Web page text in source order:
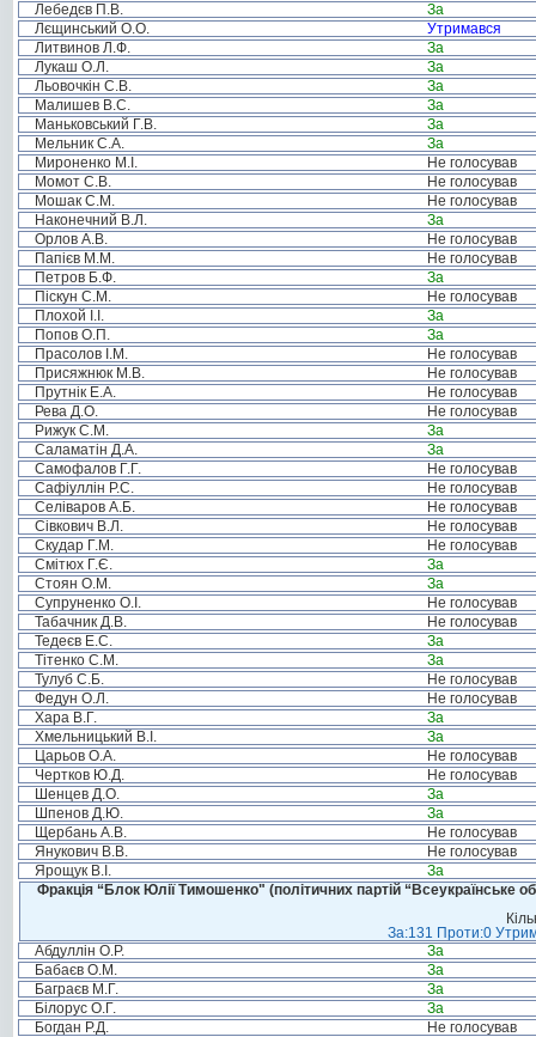
Лебедєв П.В.
За
Лєщинський О.О.
Утримався
Литвинов Л.Ф.
За
Лукаш О.Л.
За
Льовочкін С.В.
За
Малишев В.С.
За
Маньковський Г.В.
За
Мельник С.А.
За
Мироненко М.І.
Не голосував
Момот С.В.
Не голосував
Мошак С.М.
Не голосував
Наконечний В.Л.
За
Орлов А.В.
Не голосував
Папієв М.М.
Не голосував
Петров Б.Ф.
За
Піскун С.М.
Не голосував
Плохой І.І.
За
Попов О.П.
За
Прасолов І.М.
Не голосував
Присяжнюк М.В.
Не голосував
Прутнік Е.А.
Не голосував
Рева Д.О.
Не голосував
Рижук С.М.
За
Саламатін Д.А.
За
Самофалов Г.Г.
Не голосував
Сафіуллін Р.С.
Не голосував
Селіваров А.Б.
Не голосував
Сівкович В.Л.
Не голосував
Скудар Г.М.
Не голосував
Смітюх Г.Є.
За
Стоян О.М.
За
Супруненко О.І.
Не голосував
Табачник Д.В.
Не голосував
Тедеєв Е.С.
За
Тітенко С.М.
За
Тулуб С.Б.
Не голосував
Федун О.Л.
Не голосував
Хара В.Г.
За
Хмельницький В.І.
За
Царьов О.А.
Не голосував
Чертков Ю.Д.
Не голосував
Шенцев Д.О.
За
Шпенов Д.Ю.
За
Щербань А.В.
Не голосував
Янукович В.В.
Не голосував
Ярощук В.І.
За
Фракція “Блок Юлії Тимошенко" (політичних партій “Всеукраїнське
За:131 Проти:0
Абдуллін О.Р.
За
Бабаєв О.М.
За
Баграєв М.Г.
За
Білорус О.Г.
За
Богдан Р.Д.
Не голосував